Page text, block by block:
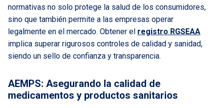
normativas no solo protege la salud de los consumidores,
sino que también permite a las empresas operar
legalmente en el mercado. Obtener el registro RGSEAA
implica superar rigurosos controles de calidad y sanidad,
siendo un sello de confianza y transparencia.
AEMPS: Asegurando la calidad de
medicamentos y productos sanitarios